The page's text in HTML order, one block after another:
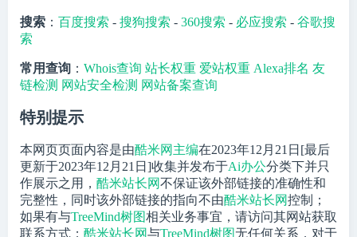
搜索 ： 百度搜索 - 搜狗搜索 - 360搜索 - 必应搜索 - 谷歌搜
索
常用查询 ： Whois查询 站长权重 爱站权重 Alexa排名 友
链检测 网站安全检测 网站备案查询
特别提示
本网页页面内容是由酷米网主编在2023年12月21日[最后
更新于2023年12月21日]收集并发布于Ai办公分类下并只
作展示之用， 酷米站长网不保证该外部链接的准确性和
完整性，同时该外部链接的指向不由酷米站长网控制；
如果有与TreeMind树图相关业务事宜，请访问其网站获取
联系方式； 酷米站长网与TreeMind树图无任何关系，对于